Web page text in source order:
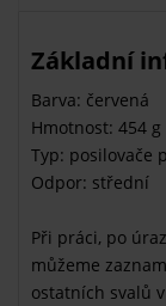
Základní
Barva: červená
Hmotnost: 454 g
Typ: posilovače
Odpor: střední
Při práci, po
můžeme
ostatních svalů